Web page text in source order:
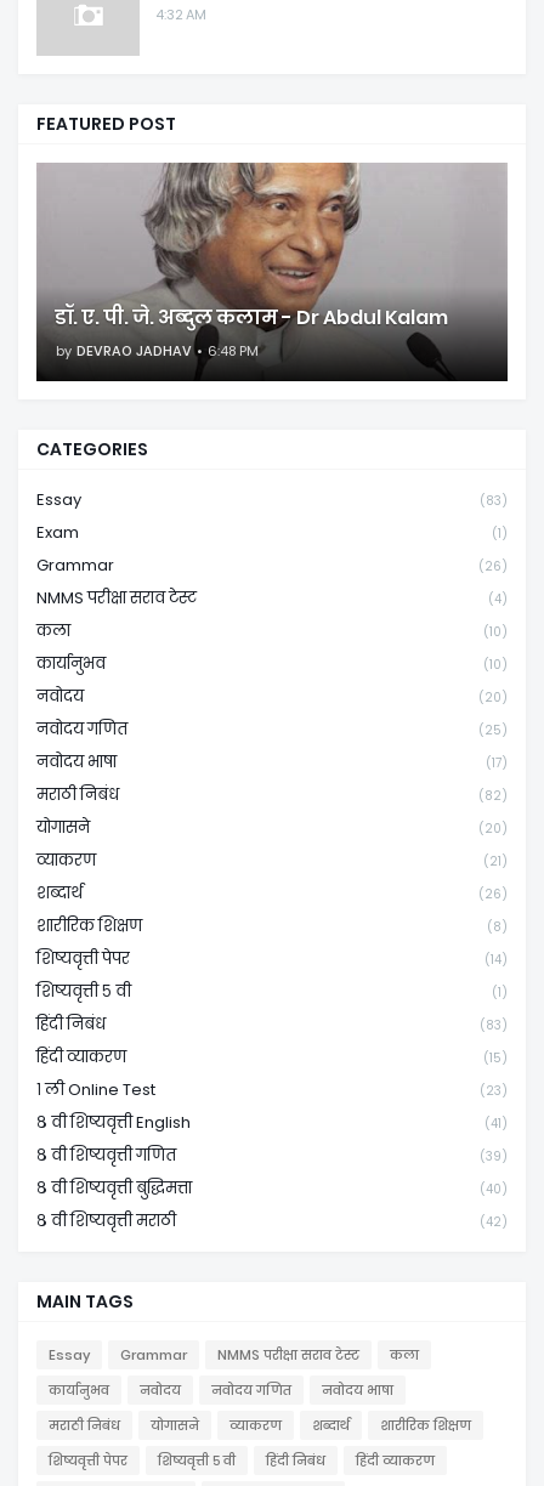
4:32 AM
FEATURED POST
डॉ. ए. पी. जे. अब्दुल कलाम - Dr Abdul Kalam
by DEVRAO JADHAV 6:48 PM
CATEGORIES
Essay (83)
Exam (1)
Grammar (26)
NMMS परीक्षा सराव टेस्ट (4)
कला (10)
कार्यानुभव (10)
नवोदय (20)
नवोदय गणित (25)
नवोदय भाषा (17)
मराठी निबंध (82)
योगासने (20)
व्याकरण (21)
शब्दार्थ (26)
शारीरिक शिक्षण (8)
शिष्यवृत्ती पेपर (14)
शिष्यवृत्ती ५ वी (1)
हिंदी निबंध (83)
हिंदी व्याकरण (15)
१ ली Online Test (23)
८ वी शिष्यवृत्ती English (41)
८ वी शिष्यवृत्ती गणित (39)
८ वी शिष्यवृत्ती बुद्धिमत्ता (40)
८ वी शिष्यवृत्ती मराठी (42)
MAIN TAGS
Essay Grammar NMMS परीक्षा सराव टेस्ट
कला
कार्यानुभव
नवोदय नवोदय गणित
नवोदय भाषा
मराठी निबंध
योगासने व्याकरण शब्दार्थ
शारीरिक शिक्षण
शिष्यवृत्ती पेपर
शिष्यवृत्ती ५ वी हिंदी निबंध हिंदी व्याकरण